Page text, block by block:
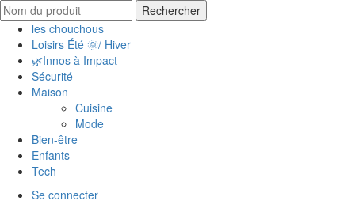
Search
for:
Rechercher
les chouchous
Loisirs Été 🌞/ Hiver
🌿Innos à Impact
Sécurité
Maison
Cuisine
Mode
Bien-être
Enfants
Tech
Se connecter